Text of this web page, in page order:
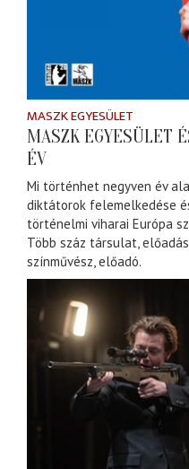
MASZK EGYESÜLET
MASZK EGYESÜLET
ÉV
Mi történhet negyven év
diktátorok felemelkedése
történelmi viharai Európa
Több száz társulat,
színművész, előadó.